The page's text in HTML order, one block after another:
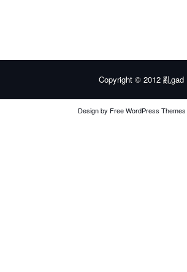
Copyright © 2012 亂gad
Design by Free WordPress Themes